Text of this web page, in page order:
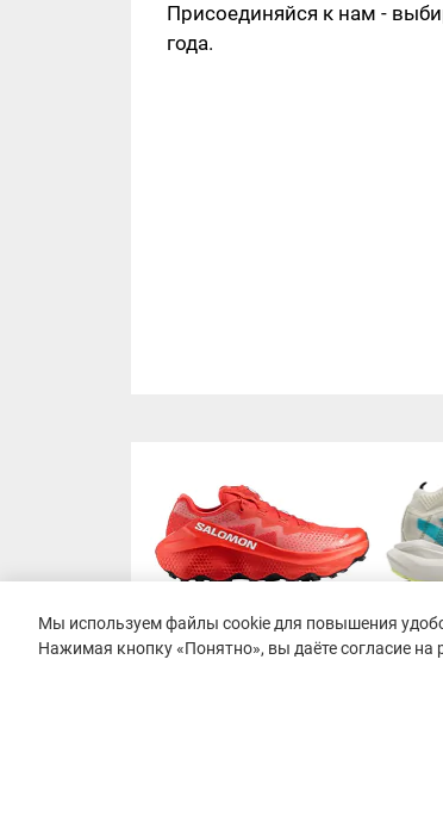
Присоединяйся к нам -
года.
Мы используем файлы cookie для повышения
Нажимая кнопку «Понятно», вы даёте согласие на